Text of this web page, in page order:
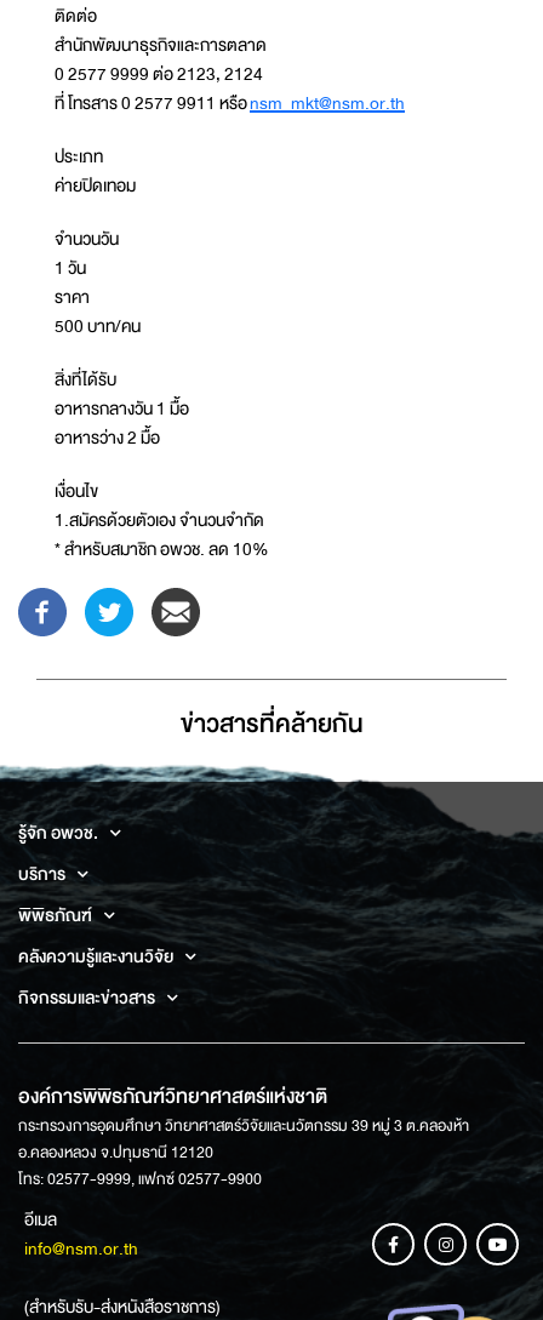
ติดต่อ
สำนักพัฒนาธุรกิจและการตลาด
0 2577 9999 ต่อ 2123, 2124
ที่ โทรสาร 0 2577 9911 หรือnsm_mkt@nsm.or.th
ประเภท
ค่ายปิดเทอม
จำนวนวัน
1 วัน
ราคา
500 บาท/คน
สิ่งที่ได้รับ
อาหารกลางวัน 1 มื้อ
อาหารว่าง 2 มื้อ
เงื่อนไข
1.สมัครด้วยตัวเอง จำนวนจำกัด
* สำหรับสมาชิก อพวช. ลด 10%
ข่าวสารที่่คล้ายกัน
รู้จัก อพวช.
บริการ
พิพิธภัณฑ์
คลังความรู้และงานวิจัย
กิจกรรมและข่าวสาร
องค์การพิพิธภัณฑ์วิทยาศาสตร์แห่งชาติ
กระทรวงการอุดมศึกษา วิทยาศาสตร์วิจัยและนวัตกรรม 39 หมู่ 3 ต.คลองห้า
อ.คลองหลวง จ.ปทุมธานี 12120
โทร: 02577-9999, แฟกซ์ 02577-9900
อีเมล
info@nsm.or.th
(สำหรับรับ-ส่งหนังสือราชการ)